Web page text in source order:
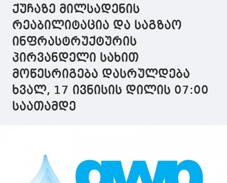
ქუჩაზე მილსადენის
რეაბილიტაცია და საგზაო
ინფრასტრუქტურის
პირვანდელი სახით
მოწესრიგება დასრულდება
ხვალ, 17 ივნისის დილის 07:00
საათამდე